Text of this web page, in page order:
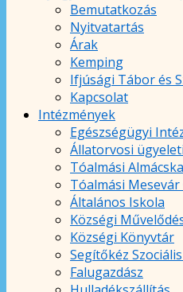
Bemutatkozás
Nyitvatartás
Árak
Kemping
Ifjúsági Tábor és
Kapcsolat
Intézmények
Egészségügyi
Állatorvosi ügyeleti
Tóalmási
Tóalmási Mesevár
Általános Iskola
Községi
Községi Könyvtár
Segítőkéz
Falugazdász